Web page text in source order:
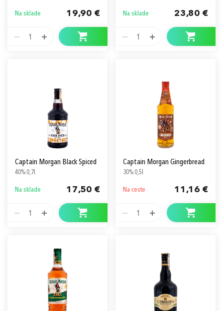
Na sklade 19,90 €
1
Na sklade 23,80 €
1
Captain Morgan Black Spiced
40% 0,7l
Na sklade 17,50 €
1
Captain Morgan Gingerbread
30% 0,5l
Na ceste 11,16 €
1